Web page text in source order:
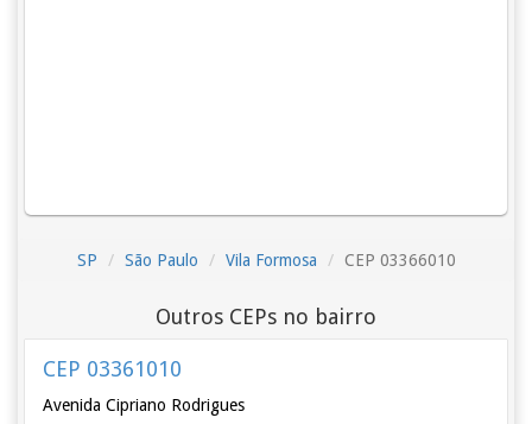
SP São Paulo Vila Formosa CEP 03366010
Outros CEPs no bairro
CEP 03361010
Avenida Cipriano Rodrigues